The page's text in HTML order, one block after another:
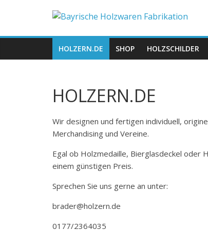
Bayrische
Holzwaren
Holzern.de
HOLZERN.DE SHOP HOLZSCHILDER
HOLZERN.DE
Wir designen und fertigen individuell,
Merchandising und Vereine.
Egal ob Holzmedaille, Bierglasdeckel
einem günstigen Preis.
Sprechen Sie uns gerne an unter:
brader@holzern.de
0177/2364035